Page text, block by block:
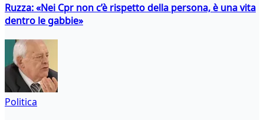
Ruzza: «Nei Cpr non c’è rispetto della persona, è una vita
dentro le gabbie»
Politica